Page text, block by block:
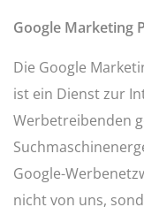
Google Marketing
Die Google
ist ein Dienst zur
Werbetreibenden
Google-
nicht von uns,